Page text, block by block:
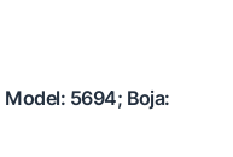
5694; Boja: